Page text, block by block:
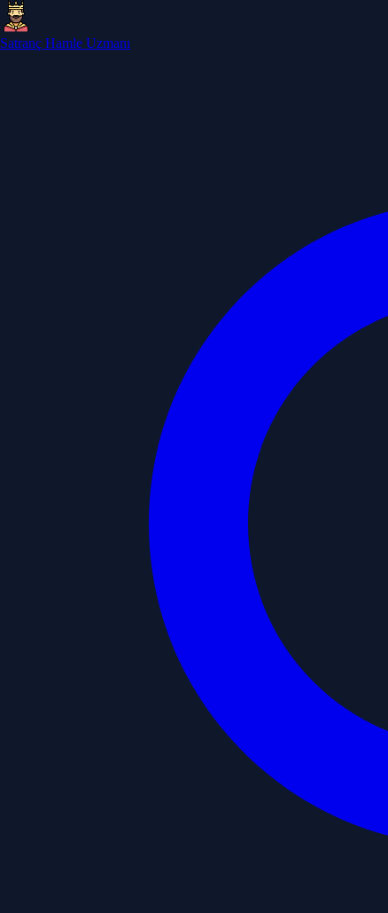
Satranç Hamle Uzmanı